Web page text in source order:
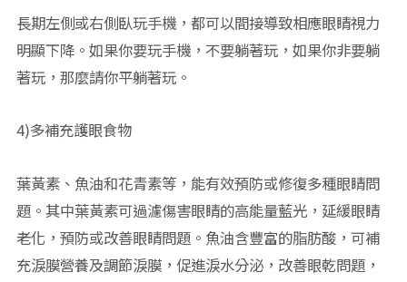
長期左側或右側臥玩手機，都可以間接導致相應眼睛視力
明顯下降。如果你要玩手機，不要躺著玩，如果你非要躺
著玩，那麼請你平躺著玩。
4)多補充護眼食物
葉黃素、魚油和花青素等，能有效預防或修復多種眼睛問
題。其中葉黃素可過濾傷害眼睛的高能量藍光，延緩眼睛
老化，預防或改善眼睛問題。魚油含豐富的脂肪酸，可補
充淚膜營養及調節淚膜，促進淚水分泌，改善眼乾問題，